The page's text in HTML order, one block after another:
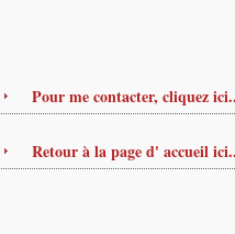
Pour me contacter, cliquez
Retour à la page d' accueil